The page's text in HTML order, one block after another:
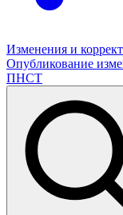
Изменения и
Опубликование
ПНСТ